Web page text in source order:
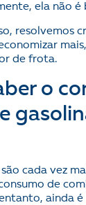
ela não
resolvemos
de frota.
o
cada vez
de
ainda